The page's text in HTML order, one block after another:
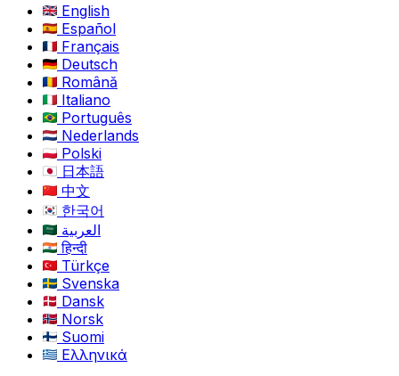
English
Español
Français
Deutsch
Română
Italiano
Português
Nederlands
Polski
日本語
中文
한국어
العربية
हिन्दी
Türkçe
Svenska
Dansk
Norsk
Suomi
Ελληνικά